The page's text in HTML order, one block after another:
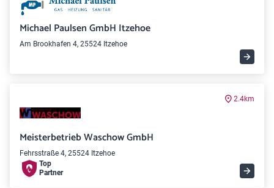
Michael Paulsen GmbH Itzehoe
Am Brookhafen 4, 25524 Itzehoe
2.4km
Meisterbetrieb Waschow GmbH
Fehrsstraße 4, 25524 Itzehoe
Top
Partner